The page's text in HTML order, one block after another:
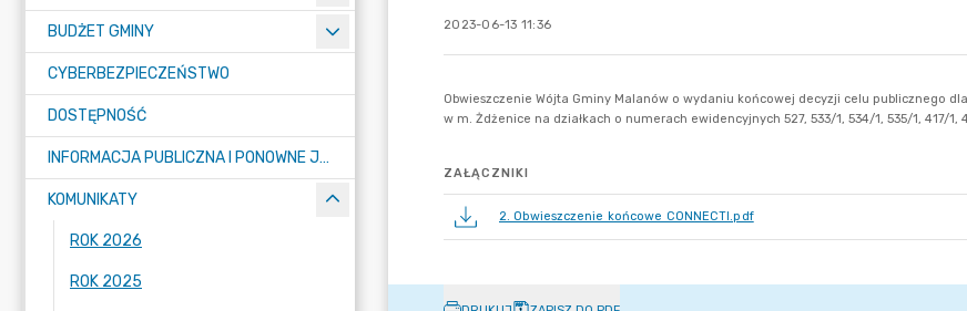
BUDŻET GMINY
CYBERBEZPIECZEŃSTWO
DOSTĘPNOŚĆ
INFORMACJA PUBLICZNA I PONOWNE JEJ WYKORZYSTYWANIE
KOMUNIKATY
ROK 2026
ROK 2025
2023-06-13 11:36
ZAŁĄCZNIKI
2. Obwieszczenie końcowe CONNECTI.pdf